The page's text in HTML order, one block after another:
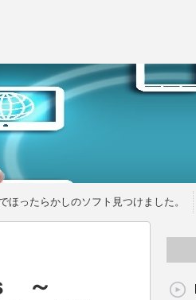
ほったらかしのソフト見つけました。
～